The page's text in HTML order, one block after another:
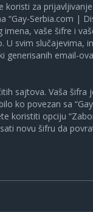
koristi za
“Gay-Serbia.com |
vaše šifre i
U svim slučajevima,
email-
sajtova. Vaša šifra
ko povezan sa
koristiti opciju
novu šifru da